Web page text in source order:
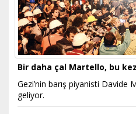
Bir daha çal Martello, bu
Gezi’nin barış piyanisti Davide
geliyor.